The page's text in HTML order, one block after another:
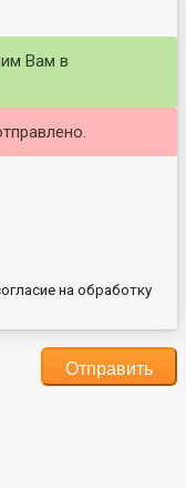
Вам в
на обработку
Отправить